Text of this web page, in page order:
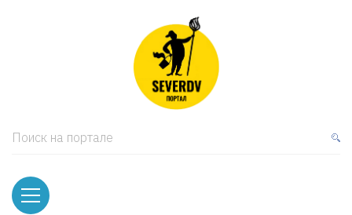
Поиск на портале